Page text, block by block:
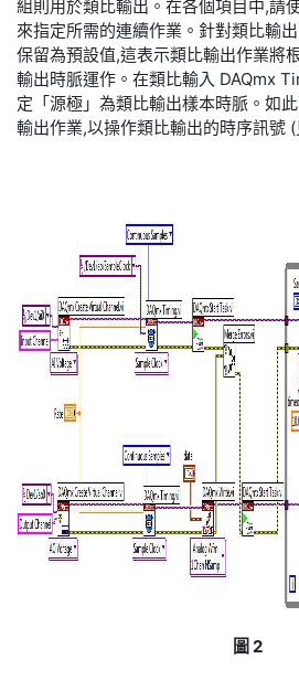
組則用於類比輸出。在各個項目中,請
來指定所需的連續作業。針對類比輸
保留為預設值,這表示類比輸出作業將
輸出時脈運作。在類比輸入 DAQmx
定「源極」為類比輸出樣本時脈。如
輸出作業,以操作類比輸出的時序訊號 (
圖 2